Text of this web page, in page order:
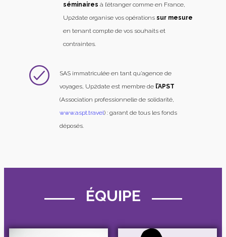
séminaires à l’étranger comme en France,
Up2date organise vos opérations sur mesure
en tenant compte de vos souhaits et
contraintes.
SAS immatriculée en tant qu’agence de
voyages, Up2date est membre de l’APST
(Association professionnelle de solidarité,
www.aspt.travel) : garant de tous les fonds
déposés.
ÉQUIPE